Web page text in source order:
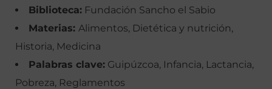
Biblioteca: Fundación Sancho el Sabio
Materias: Alimentos, Dietética y nutrición,
Historia, Medicina
Palabras clave: Guipúzcoa, Infancia, Lactancia,
Pobreza, Reglamentos